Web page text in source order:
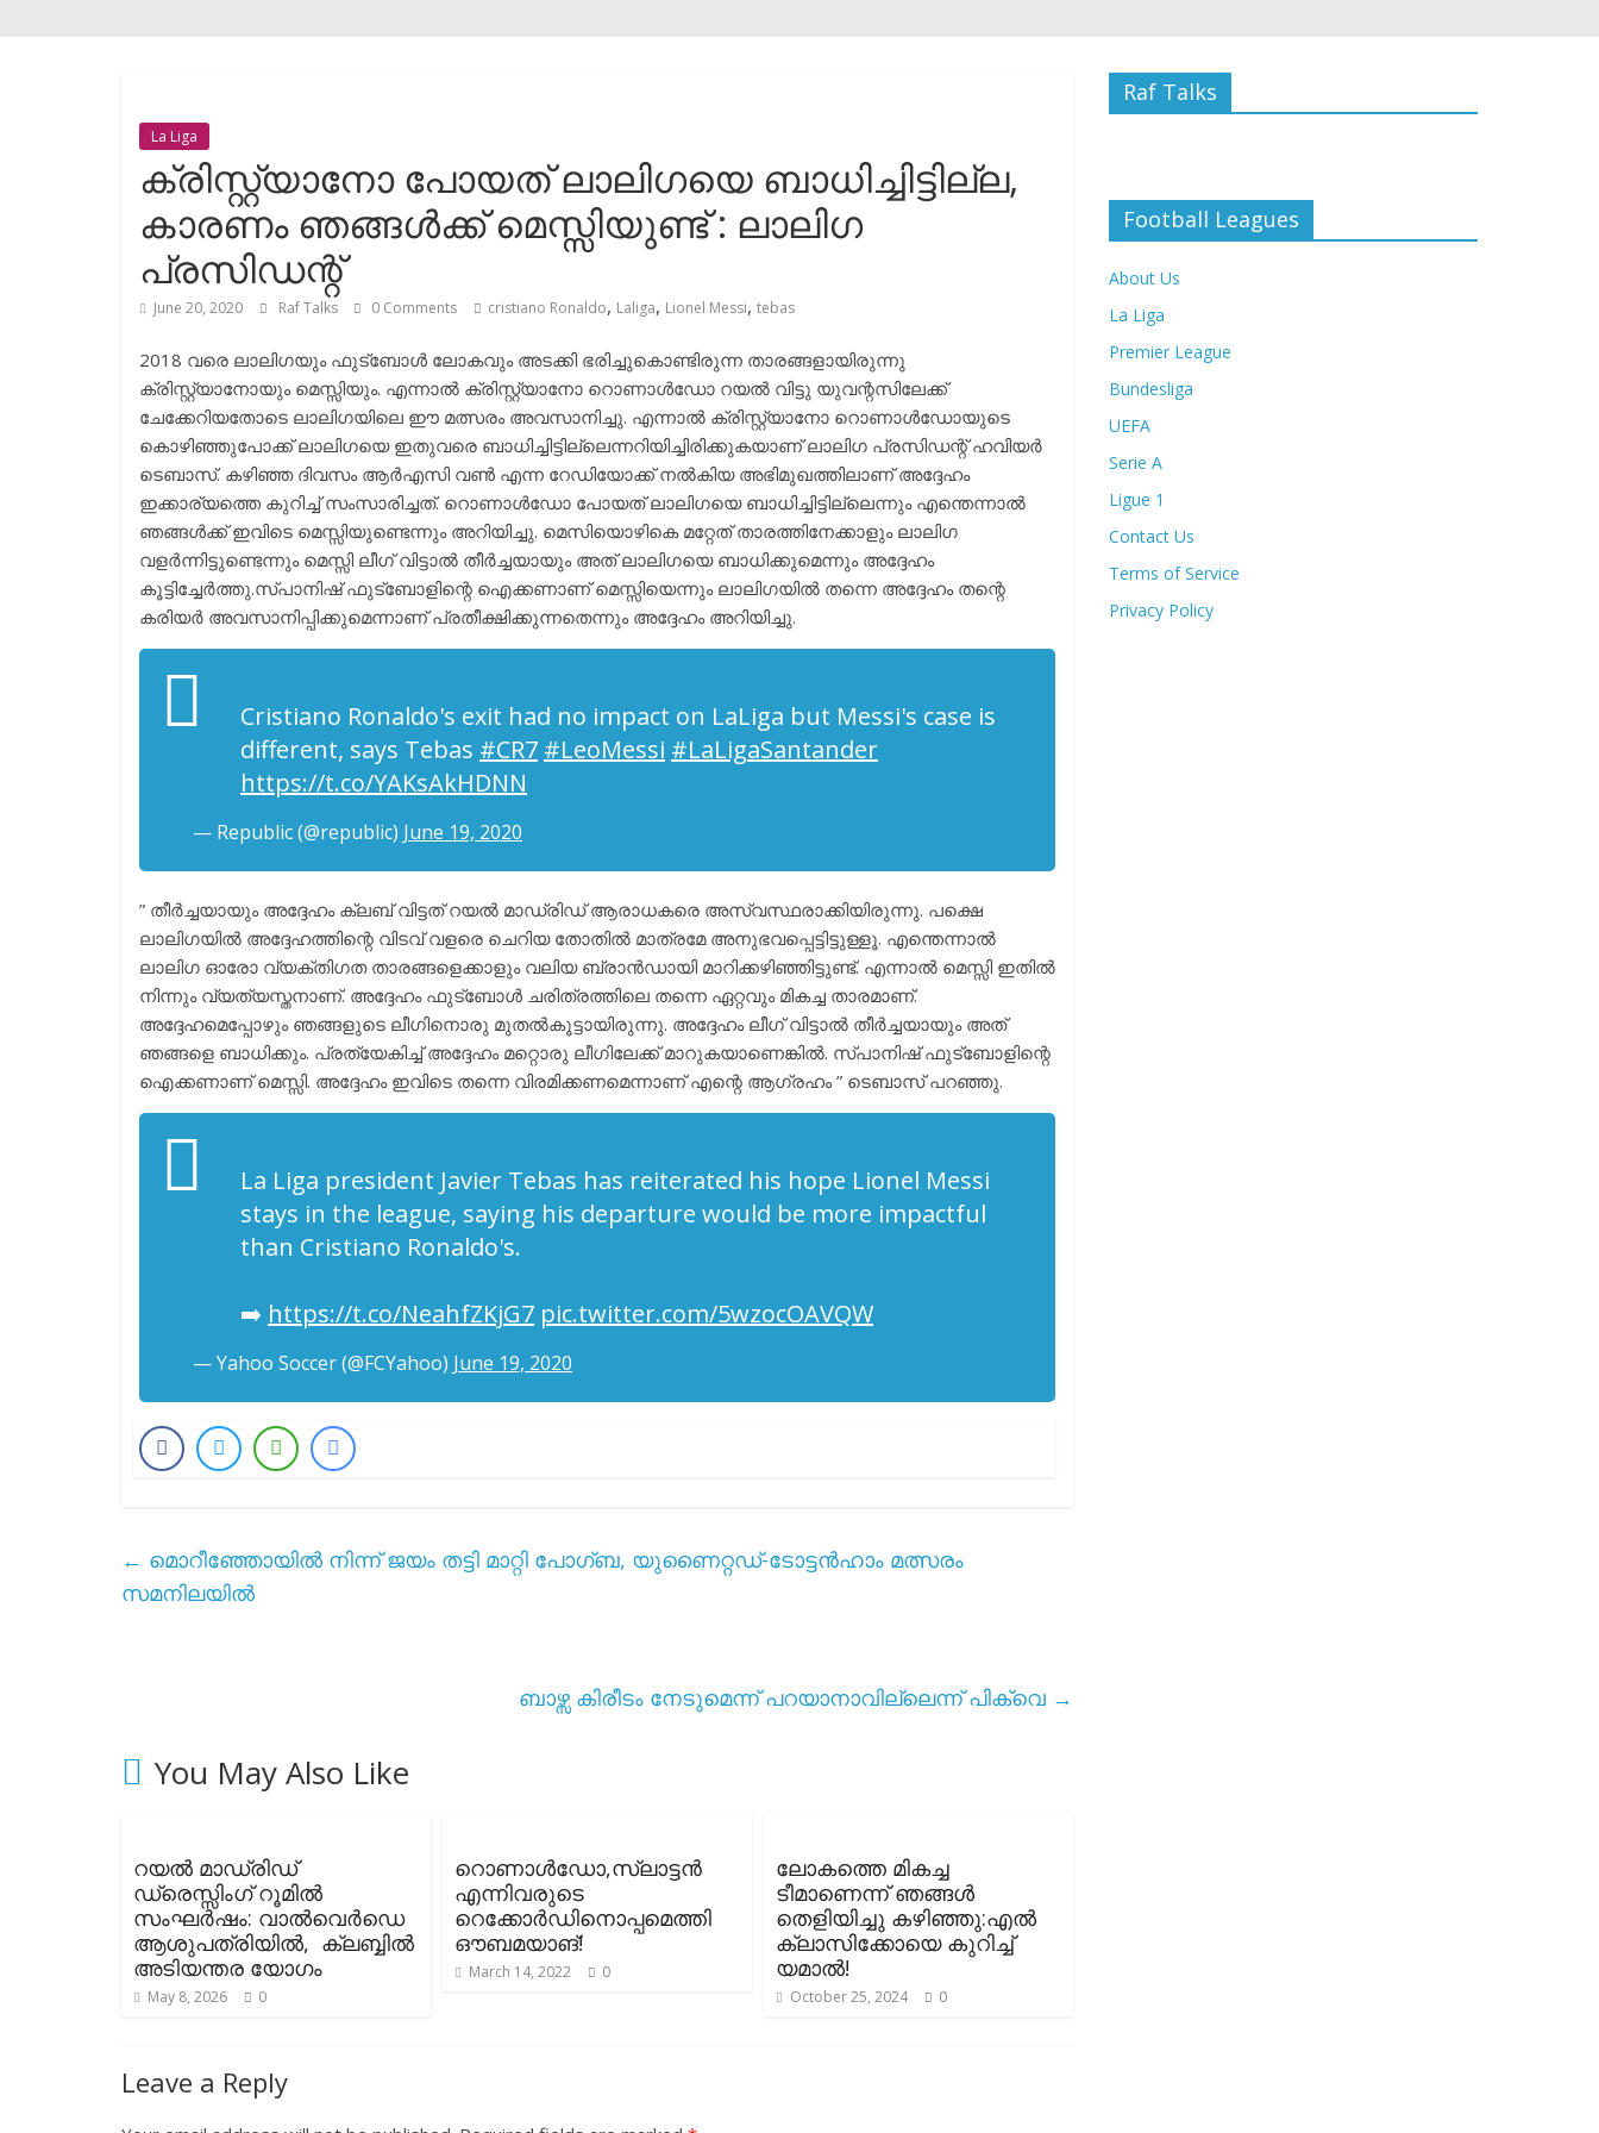
La Liga
ക്രിസ്റ്റ്യാനോ പോയത് ലാലിഗയെ ബാധിച്ചിട്ടില്ല,
കാരണം ഞങ്ങൾക്ക് മെസ്സിയുണ്ട് : ലാലിഗ
പ്രസിഡന്റ്‌
June 20, 2020 Raf Talks 0 Comments cristiano Ronaldo, Laliga, Lionel Messi, tebas
2018 വരെ ലാലിഗയും ഫുട്ബോൾ ലോകവും അടക്കി ഭരിച്ചുകൊണ്ടിരുന്ന താരങ്ങളായിരുന്നു
ക്രിസ്റ്റ്യാനോയും മെസ്സിയും. എന്നാൽ ക്രിസ്റ്റ്യാനോ റൊണാൾഡോ റയൽ വിട്ടു യുവന്റസിലേക്ക്
ചേക്കേറിയതോടെ ലാലിഗയിലെ ഈ മത്സരം അവസാനിച്ചു. എന്നാൽ ക്രിസ്റ്റ്യാനോ റൊണാൾഡോയുടെ
കൊഴിഞ്ഞുപോക്ക് ലാലിഗയെ ഇതുവരെ ബാധിച്ചിട്ടില്ലെന്നറിയിച്ചിരിക്കുകയാണ് ലാലിഗ പ്രസിഡന്റ്‌ ഹവിയർ
ടെബാസ്‌. കഴിഞ്ഞ ദിവസം ആർഎസി വൺ എന്ന റേഡിയോക്ക് നൽകിയ അഭിമുഖത്തിലാണ് അദ്ദേഹം
ഇക്കാര്യത്തെ കുറിച്ച് സംസാരിച്ചത്. റൊണാൾഡോ പോയത് ലാലിഗയെ ബാധിച്ചിട്ടില്ലെന്നും എന്തെന്നാൽ
ഞങ്ങൾക്ക് ഇവിടെ മെസ്സിയുണ്ടെന്നും അറിയിച്ചു. മെസിയൊഴികെ മറ്റേത് താരത്തിനേക്കാളും ലാലിഗ
വളർന്നിട്ടുണ്ടെന്നും മെസ്സി ലീഗ് വിട്ടാൽ തീർച്ചയായും അത് ലാലിഗയെ ബാധിക്കുമെന്നും അദ്ദേഹം
കൂട്ടിച്ചേർത്തു.സ്പാനിഷ് ഫുട്ബോളിന്റെ ഐക്കണാണ് മെസ്സിയെന്നും ലാലിഗയിൽ തന്നെ അദ്ദേഹം തന്റെ
കരിയർ അവസാനിപ്പിക്കുമെന്നാണ് പ്രതീക്ഷിക്കുന്നതെന്നും അദ്ദേഹം അറിയിച്ചു.
Cristiano Ronaldo's exit had no impact on LaLiga but Messi's case is
different, says Tebas #CR7 #LeoMessi #LaLigaSantander
https://t.co/YAKsAkHDNN
— Republic (@republic) June 19, 2020
” തീർച്ചയായും അദ്ദേഹം ക്ലബ്‌ വിട്ടത് റയൽ മാഡ്രിഡ്‌ ആരാധകരെ അസ്വസ്ഥരാക്കിയിരുന്നു. പക്ഷെ
ലാലിഗയിൽ അദ്ദേഹത്തിന്റെ വിടവ് വളരെ ചെറിയ തോതിൽ മാത്രമേ അനുഭവപ്പെട്ടിട്ടുള്ളൂ. എന്തെന്നാൽ
ലാലിഗ ഓരോ വ്യക്തിഗത താരങ്ങളെക്കാളും വലിയ ബ്രാൻഡായി മാറിക്കഴിഞ്ഞിട്ടുണ്ട്. എന്നാൽ മെസ്സി ഇതിൽ
നിന്നും വ്യത്യസ്തനാണ്. അദ്ദേഹം ഫുട്ബോൾ ചരിത്രത്തിലെ തന്നെ ഏറ്റവും മികച്ച താരമാണ്.
അദ്ദേഹമെപ്പോഴും ഞങ്ങളുടെ ലീഗിനൊരു മുതൽകൂട്ടായിരുന്നു. അദ്ദേഹം ലീഗ് വിട്ടാൽ തീർച്ചയായും അത്
ഞങ്ങളെ ബാധിക്കും. പ്രത്യേകിച്ച് അദ്ദേഹം മറ്റൊരു ലീഗിലേക്ക് മാറുകയാണെങ്കിൽ. സ്പാനിഷ് ഫുട്ബോളിന്റെ
ഐക്കണാണ് മെസ്സി. അദ്ദേഹം ഇവിടെ തന്നെ വിരമിക്കണമെന്നാണ് എന്റെ ആഗ്രഹം ” ടെബാസ്‌ പറഞ്ഞു.
La Liga president Javier Tebas has reiterated his hope Lionel Messi
stays in the league, saying his departure would be more impactful
than Cristiano Ronaldo's.
➡️ https://t.co/NeahfZKjG7 pic.twitter.com/5wzocOAVQW
— Yahoo Soccer (@FCYahoo) June 19, 2020
← മൊറീഞ്ഞോയിൽ നിന്ന് ജയം തട്ടി മാറ്റി പോഗ്ബ, യുണൈറ്റഡ്-ടോട്ടൻഹാം മത്സരം
സമനിലയിൽ
ബാഴ്സ കിരീടം നേടുമെന്ന് പറയാനാവില്ലെന്ന് പിക്വെ →
You May Also Like
റയൽ മാഡ്രിഡ്
ഡ്രെസ്സിംഗ് റൂമിൽ
സംഘർഷം: വാൽവെർഡെ
ആശുപത്രിയിൽ, ക്ലബ്ബിൽ
അടിയന്തര യോഗം
May 8, 2026 0
റൊണാൾഡോ,സ്ലാട്ടൻ
എന്നിവരുടെ
റെക്കോർഡിനൊപ്പമെത്തി
ഔബമയാങ്!
March 14, 2022 0
ലോകത്തെ മികച്ച
ടീമാണെന്ന് ഞങ്ങൾ
തെളിയിച്ചു കഴിഞ്ഞു:എൽ
ക്ലാസിക്കോയെ കുറിച്ച്
യമാൽ!
October 25, 2024 0
Leave a Reply
Raf Talks
Football Leagues
About Us
La Liga
Premier League
Bundesliga
UEFA
Serie A
Ligue 1
Contact Us
Terms of Service
Privacy Policy